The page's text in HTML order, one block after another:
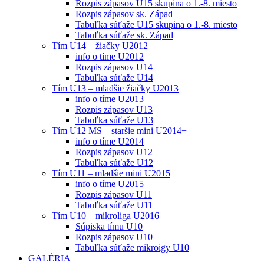
Rozpis zápasov U15 skupina o 1.-8. miesto
Rozpis zápasov sk. Západ
Tabuľka súťaže U15 skupina o 1.-8. miesto
Tabuľka súťaže sk. Západ
Tím U14 – žiačky U2012
info o tíme U2012
Rozpis zápasov U14
Tabuľka súťaže U14
Tím U13 – mladšie žiačky U2013
info o tíme U2013
Rozpis zápasov U13
Tabuľka súťaže U13
Tím U12 MS – staršie mini U2014+
info o tíme U2014
Rozpis zápasov U12
Tabuľka súťaže U12
Tím U11 – mladšie mini U2015
info o tíme U2015
Rozpis zápasov U11
Tabuľka súťaže U11
Tím U10 – mikroliga U2016
Súpiska tímu U10
Rozpis zápasov U10
Tabuľka súťaže mikroigy U10
GALÉRIA